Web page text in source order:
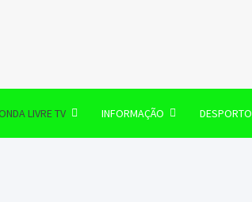
87.7, 106 FM
LIVRE TV INFORMAÇÃO DESPORTO